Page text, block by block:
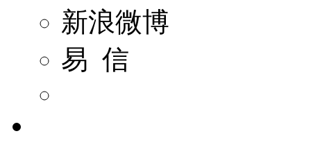
新浪微博
易 信